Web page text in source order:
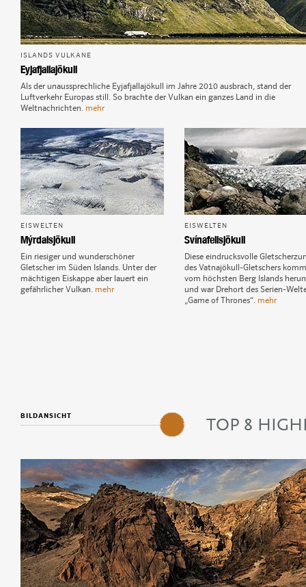
ISLANDS VULKANE
Eyjafjallajökull
Als der unaussprechliche Eyjafjallajökull im Jahre 2010 ausbrach, stand der
Luftverkehr Europas still. So brachte der Vulkan ein ganzes Land in die
Weltnachrichten. mehr
EISWELTEN
Mýrdalsjökull
Ein riesiger und wunderschöner
Gletscher im Süden Islands. Unter der
mächtigen Eiskappe aber lauert ein
gefährlicher Vulkan. mehr
EISWELTEN
Svínafellsjökull
Diese eindrucksvolle
des Vatnajökull-Gletschers
vom höchsten Berg Islands
und war Drehort des Serien-
„Game of Thrones“. mehr
5 Herðubreið
2
TOP 8
BILDANSICHT